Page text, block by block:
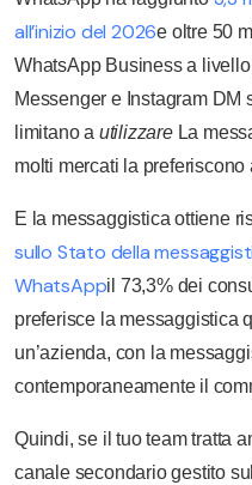
all’inizio del 2026e oltre 50
WhatsApp Business a
Messenger e Instagram DM
limitano a utilizzareLa
molti mercati la
E la messaggistica ottiene
sullo Stato della
WhatsAppil 73,3% dei
preferisce la messaggistica
un’azienda, con la
contemporaneamente il
Quindi, se il tuo team tratta
canale secondario gestito